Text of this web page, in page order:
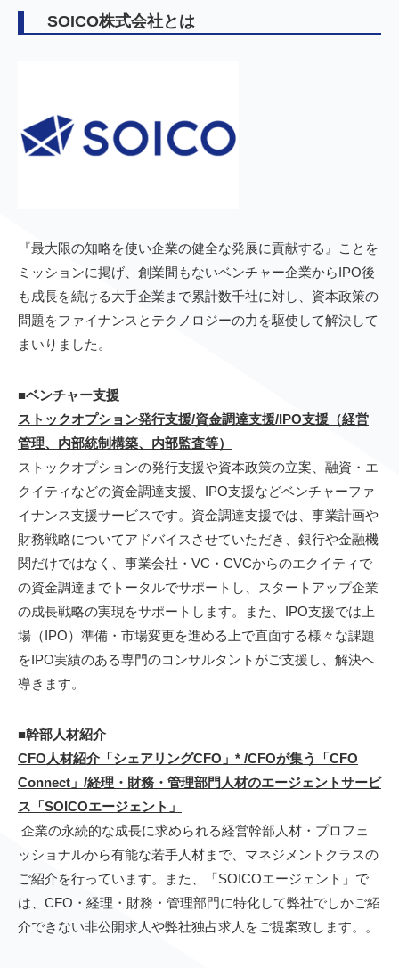
SOICO株式会社とは
『最大限の知略を使い企業の健全な発展に貢献する』ことを
ミッションに掲げ、創業間もないベンチャー企業からIPO後
も成長を続ける大手企業まで累計数千社に対し、資本政策の
問題をファイナンスとテクノロジーの力を駆使して解決して
まいりました。
■ベンチャー支援
ストックオプション発行支援/資金調達支援/IPO支援（経営
管理、内部統制構築、内部監査等）
ストックオプションの発行支援や資本政策の立案、融資・エ
クイティなどの資金調達支援、IPO支援などベンチャーファ
イナンス支援サービスです。資金調達支援では、事業計画や
財務戦略についてアドバイスさせていただき、銀行や金融機
関だけではなく、事業会社・VC・CVCからのエクイティで
の資金調達までトータルでサポートし、スタートアップ企業
の成長戦略の実現をサポートします。また、IPO支援では上
場（IPO）準備・市場変更を進める上で直面する様々な課題
をIPO実績のある専門のコンサルタントがご支援し、解決へ
導きます。
■幹部人材紹介
CFO人材紹介「シェアリングCFO」* /CFOが集う「CFO
Connect」/経理・財務・管理部門人材のエージェントサービ
ス「SOICOエージェント」
企業の永続的な成長に求められる経営幹部人材・プロフェ
ッショナルから有能な若手人材まで、マネジメントクラスの
ご紹介を行っています。また、「SOICOエージェント」で
は、CFO・経理・財務・管理部門に特化して弊社でしかご紹
介できない非公開求人や弊社独占求人をご提案致します。
。